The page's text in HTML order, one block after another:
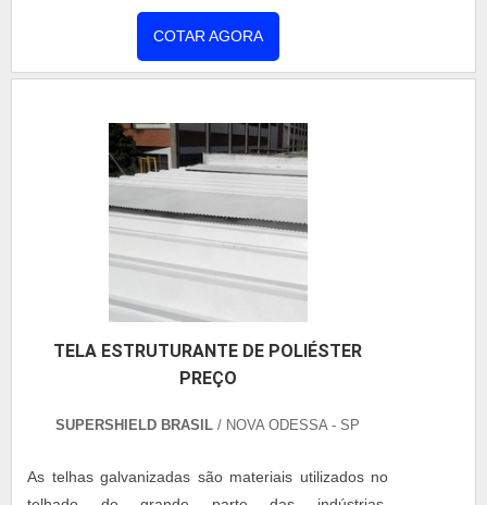
empresa que tem despontado no segmento por
toda seriedade e qualidade, o que garante o
sucesso aos parceiros de ponta a ponta.
valor, com a Coberzip poderá encontrar
assertividade com pagamento acessível.UM
maneiras eficientes de demonstrar competência e
excelência em sua área de atuação. A Coberzip
foca sua energia em produzir um estrutura para os
parceiros com: Escritório de alta qualidade onde
são realizadas as atividades; Portfólio variado de
serviços e produtos; Estrutura suficiente para
atender todas as demandas. Tudo isso para
excelente custo-benefício. Ainda com uma visão
analítica sobre montagem de cobertura metálica
assertividade, detalhes que passam despercebidos
e podem gerar prejuízo futuros para os
COTAR AGORA
TELA ESTRUTURANTE DE POLIÉSTER
PREÇO
SUPERSHIELD BRASIL / NOVA ODESSA - SP
As telhas galvanizadas são materiais utilizados no